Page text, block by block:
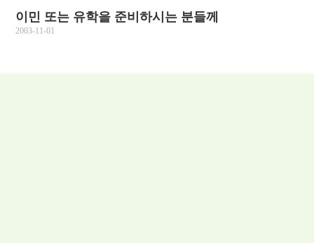
이민 또는 유학을 준비하시는 분들께
2003-11-01